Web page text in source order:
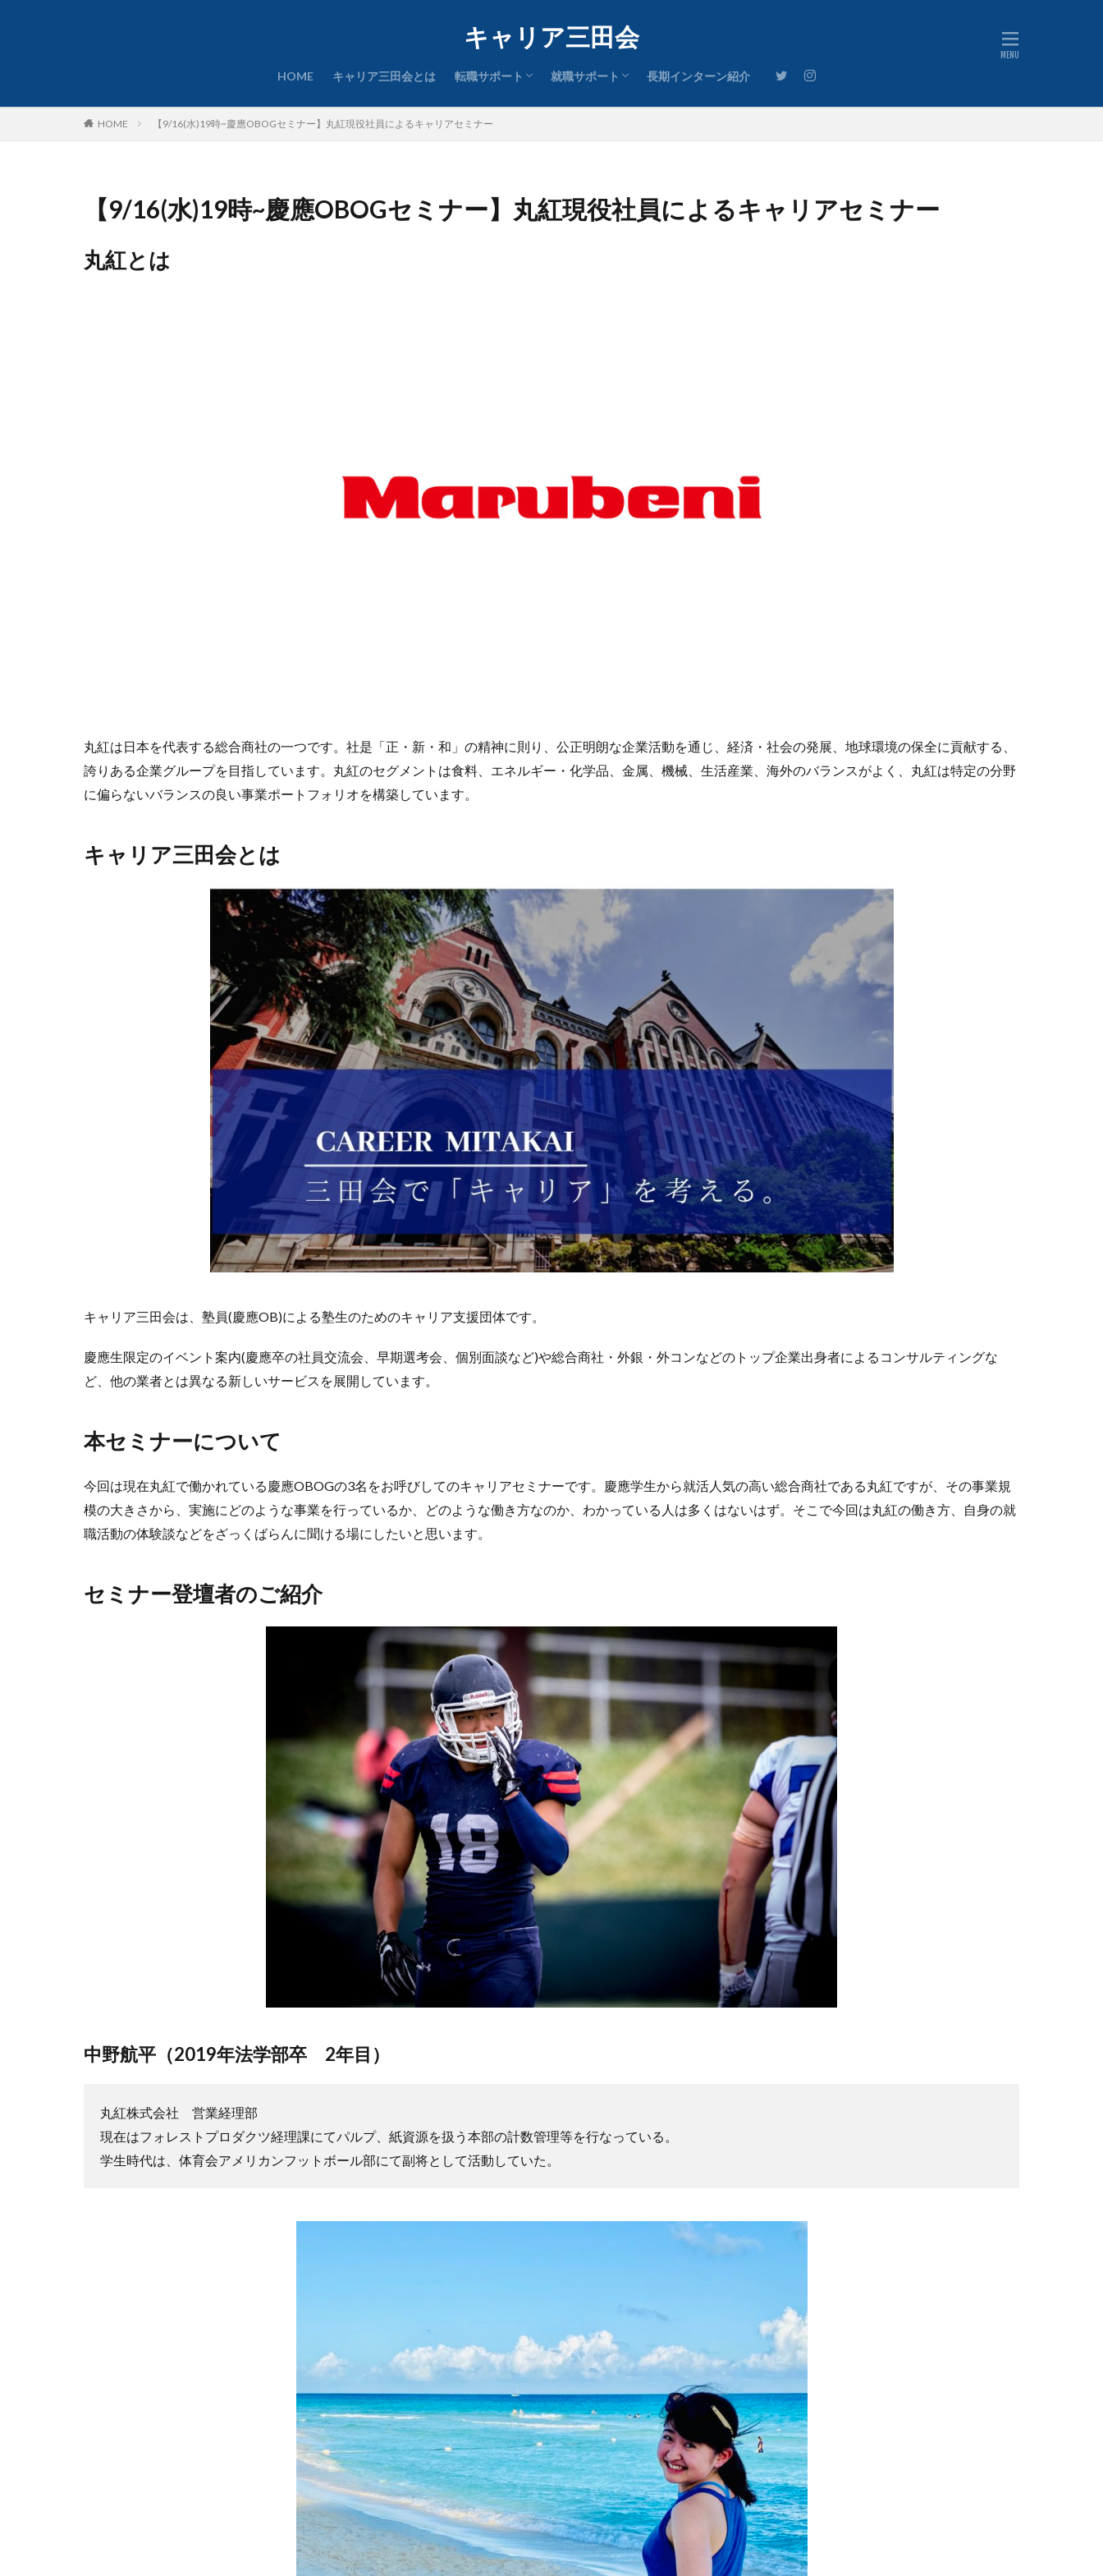
キャリア三田会
HOME キャリア三田会とは 転職サポート
中途求人一覧
就職サポート
絶対内定コミュニティ『就活義塾』のご案内
新卒セミナー一覧
OBOGインタビュー
新卒求人一覧
長期インターン紹介
HOME 【9/16(水)19時~慶應OBOGセミナー】丸紅現役社員によるキャリアセミナー
【9/16(水)19時~慶應OBOGセミナー】丸紅現役社員によるキャリアセミナー
丸紅とは
丸紅は日本を代表する総合商社の一つです。社是「正・新・和」の精神に則り、公正明朗な企業活動を通じ、経済・社会の発展、地球環境の保全に貢献する、
誇りある企業グループを目指しています。丸紅のセグメントは食料、エネルギー・化学品、金属、機械、生活産業、海外のバランスがよく、丸紅は特定の分野
に偏らないバランスの良い事業ポートフォリオを構築しています。
キャリア三田会とは
キャリア三田会は、塾員(慶應OB)による塾生のためのキャリア支援団体です。
慶應生限定のイベント案内(慶應卒の社員交流会、早期選考会、個別面談など)や総合商社・外銀・外コンなどのトップ企業出身者によるコンサルティングな
ど、他の業者とは異なる新しいサービスを展開しています。
本セミナーについて
今回は現在丸紅で働かれている慶應OBOGの3名をお呼びしてのキャリアセミナーです。慶應学生から就活人気の高い総合商社である丸紅ですが、その事業規
模の大きさから、実施にどのような事業を行っているか、どのような働き方なのか、わかっている人は多くはないはず。そこで今回は丸紅の働き方、自身の就
職活動の体験談などをざっくばらんに聞ける場にしたいと思います。
セミナー登壇者のご紹介
中野航平（2019年法学部卒 2年目 ）
丸紅株式会社 営業経理部
現在はフォレストプロダクツ経理課にてパルプ、紙資源を扱う本部の計数管理等を行なっている。
学生時代は、体育会アメリカンフットボール部にて副将として活動していた。